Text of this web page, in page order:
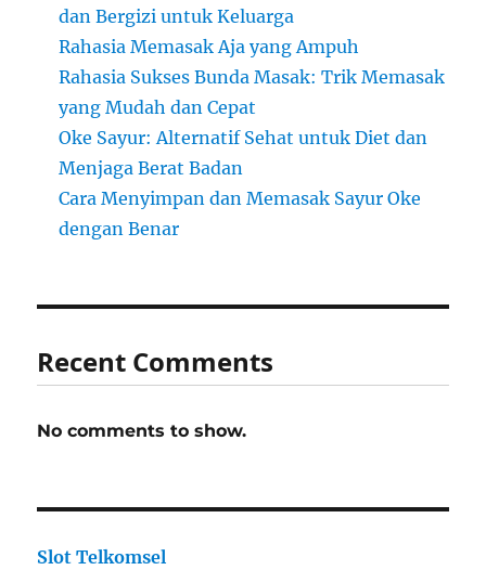
dan Bergizi untuk Keluarga
Rahasia Memasak Aja yang Ampuh
Rahasia Sukses Bunda Masak: Trik Memasak
yang Mudah dan Cepat
Oke Sayur: Alternatif Sehat untuk Diet dan
Menjaga Berat Badan
Cara Menyimpan dan Memasak Sayur Oke
dengan Benar
Recent Comments
No comments to show.
Slot Telkomsel